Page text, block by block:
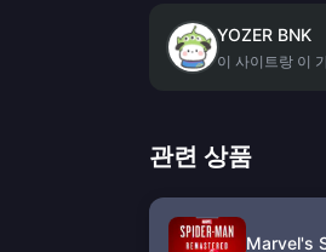
YOZER BNK
이 사이트랑 이
관련 상품